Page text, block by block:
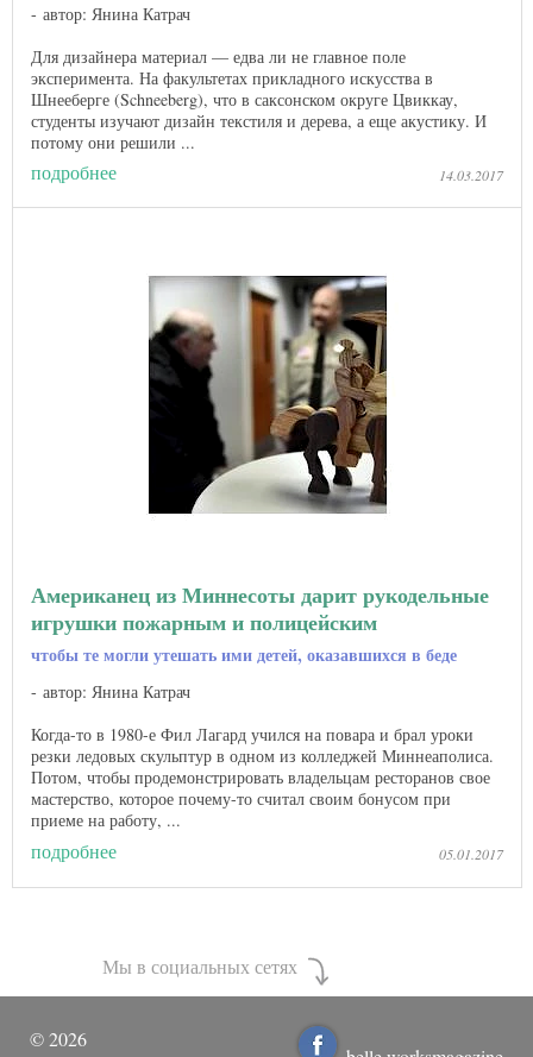
автор: Янина Катрач
Для дизайнера материал — едва ли не главное поле
эксперимента. На факультетах прикладного искусства в
Шнееберге (Schneeberg), что в саксонском округе Цвиккау,
студенты изучают дизайн текстиля и дерева, а еще акустику. И
потому они решили ...
подробнее 14.03.2017
Американец из Миннесоты дарит рукодельные
игрушки пожарным и полицейским
чтобы те могли утешать ими детей, оказавшихся в беде
автор: Янина Катрач
Когда-то в 1980-е Фил Лагард учился на повара и брал уроки
резки ледовых скульптур в одном из колледжей Миннеаполиса.
Потом, чтобы продемонстрировать владельцам ресторанов свое
мастерство, которое почему-то считал своим бонусом при
приеме на работу, ...
подробнее 05.01.2017
©2026
Мы в социальных сетях